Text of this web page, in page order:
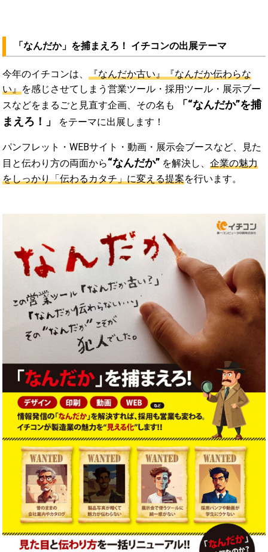
「なんだか」を捕まえろ！ イチコンの出展テーマ
今年のイチコンは、
『なんだか古い』『なんだか伝わらな
い』 を感じさせてしまう営業ツール・採用ツール・展示ブー
スなどをまるごと見直す企画、その名も
「“なんだか”を捕
まえろ！」
をテーマに出展します！
パンフレット・WEBサイト・動画・展示会ブースなど、見た
目と伝わり方の両面から“なんだか” を解決し、企業の魅力
をしっかり「伝わるカタチ」に変える提案を行います。